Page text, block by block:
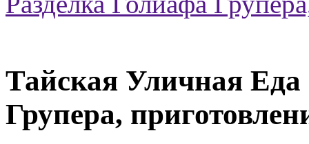
Тайская Уличная Еда
Групера,